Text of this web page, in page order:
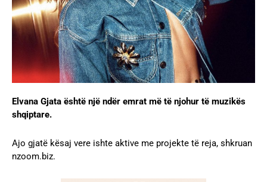
Elvana Gjata është një ndër emrat më të njohur të muzikës
shqiptare.
Ajo gjatë kësaj vere ishte aktive me projekte të reja, shkruan
nzoom.biz.